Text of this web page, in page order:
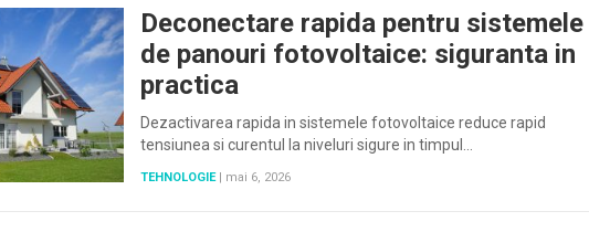
Deconectare rapida pentru sistemele
de panouri fotovoltaice: siguranta in
practica
Dezactivarea rapida in sistemele fotovoltaice reduce rapid
tensiunea si curentul la niveluri sigure in timpul…
TEHNOLOGIE | mai 6, 2026